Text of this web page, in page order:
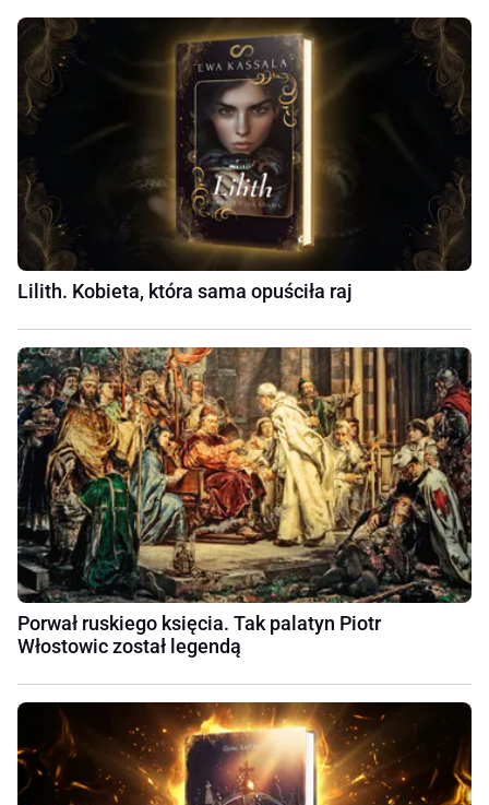
Lilith. Kobieta, która sama opuściła raj
Porwał ruskiego księcia. Tak palatyn Piotr
Włostowic został legendą